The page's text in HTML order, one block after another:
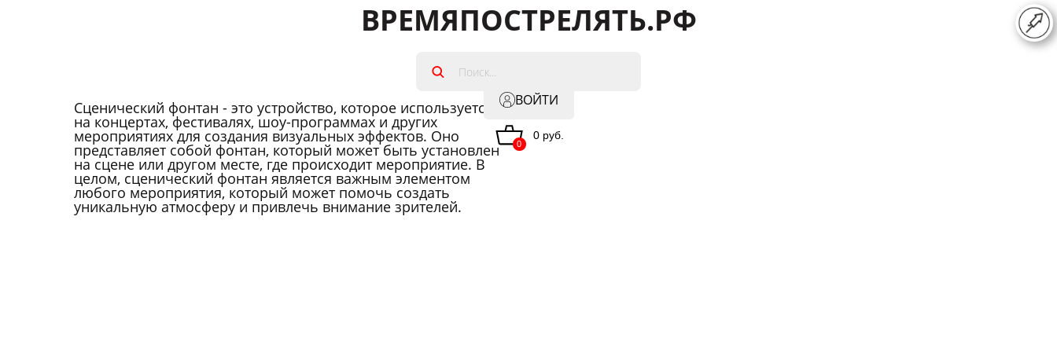
ВРЕМЯПОСТРЕЛЯТЬ.РФ
ВОЙТИ
0
0 руб.
Сценический фонтан - это устройство, которое используется
на концертах, фестивалях, шоу-программах и других
мероприятиях для создания визуальных эффектов. Оно
представляет собой фонтан, который может быть установлен
на сцене или другом месте, где происходит мероприятие. В
целом, сценический фонтан является важным элементом
любого мероприятия, который может помочь создать
уникальную атмосферу и привлечь внимание зрителей.